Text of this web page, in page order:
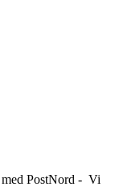
med PostNord - Vi